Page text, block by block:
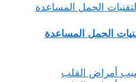
الحمل المساعدة